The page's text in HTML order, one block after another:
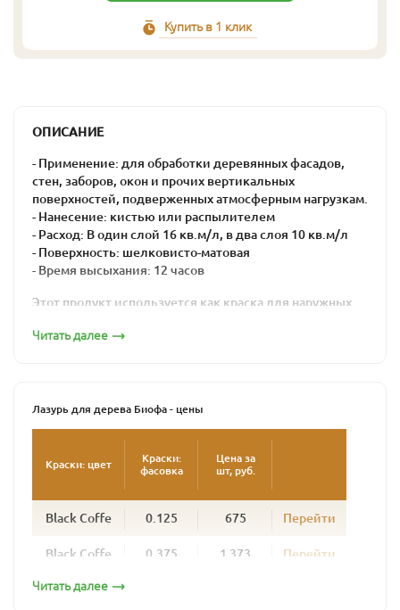
Купить в 1 клик
ОПИСАНИЕ
- Применение: для обработки деревянных фасадов,
стен, заборов, окон и прочих вертикальных
поверхностей, подверженных атмосферным нагрузкам.
- Нанесение: кистью или распылителем
- Расход: В один слой 16 кв.м/л, в два слоя 10 кв.м/л
- Поверхность: шелковисто-матовая
- Время высыхания: 12 часов
Этот продукт используется как краска для наружных
профилированного бруса, клееного бруса, наличников,
от неблагоприятных условий, сохраняет рисунок и
текстуру дерева. Создавая шелковисто-матовую
поверхность, она не образует полимерной пленки,
окрашенная лазурью для дерева BIOFA, долговечна, со
Обновлять фасад потребуется не раньше, чем через 4
наносится просто поверх старого. Для эффективной
Читать далее
Лазурь для дерева Биофа - цены
Краски: цвет
Краски:
фасовка
Цена за
шт, руб.
Black Coffe 0.125 675 Перейти
Black Coffe 0.375 1 373 Перейти
Black Coffe
Читать далее